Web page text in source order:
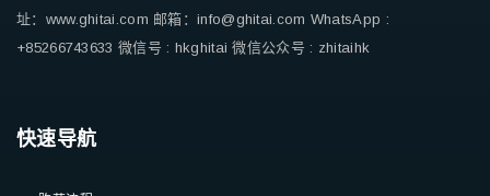
址：www.ghitai.com 邮箱：info@ghitai.com WhatsApp :
+85266743633 微信号 : hkghitai 微信公众号 : zhitaihk
快速导航